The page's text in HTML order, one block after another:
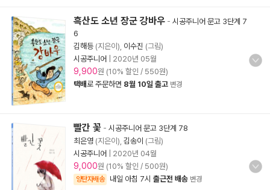
흑산도 소년 장군 강바우 - 시공주니어 문고 3단계 7
6
김해등 (지은이), 이수진 (그림)
시공주니어
2020년 05월
9,900원 (10% 할인 / 550원)
택배로 주문하면 8월 10일 출고 변경
빨간 꽃 - 시공주니어 문고 3단계 78
최은영 (지은이), 김송이 (그림)
시공주니어
2020년 04월
9,000원 (10% 할인 / 500원)
양탄자배송 내일 아침 7시 출근전 배송 변경